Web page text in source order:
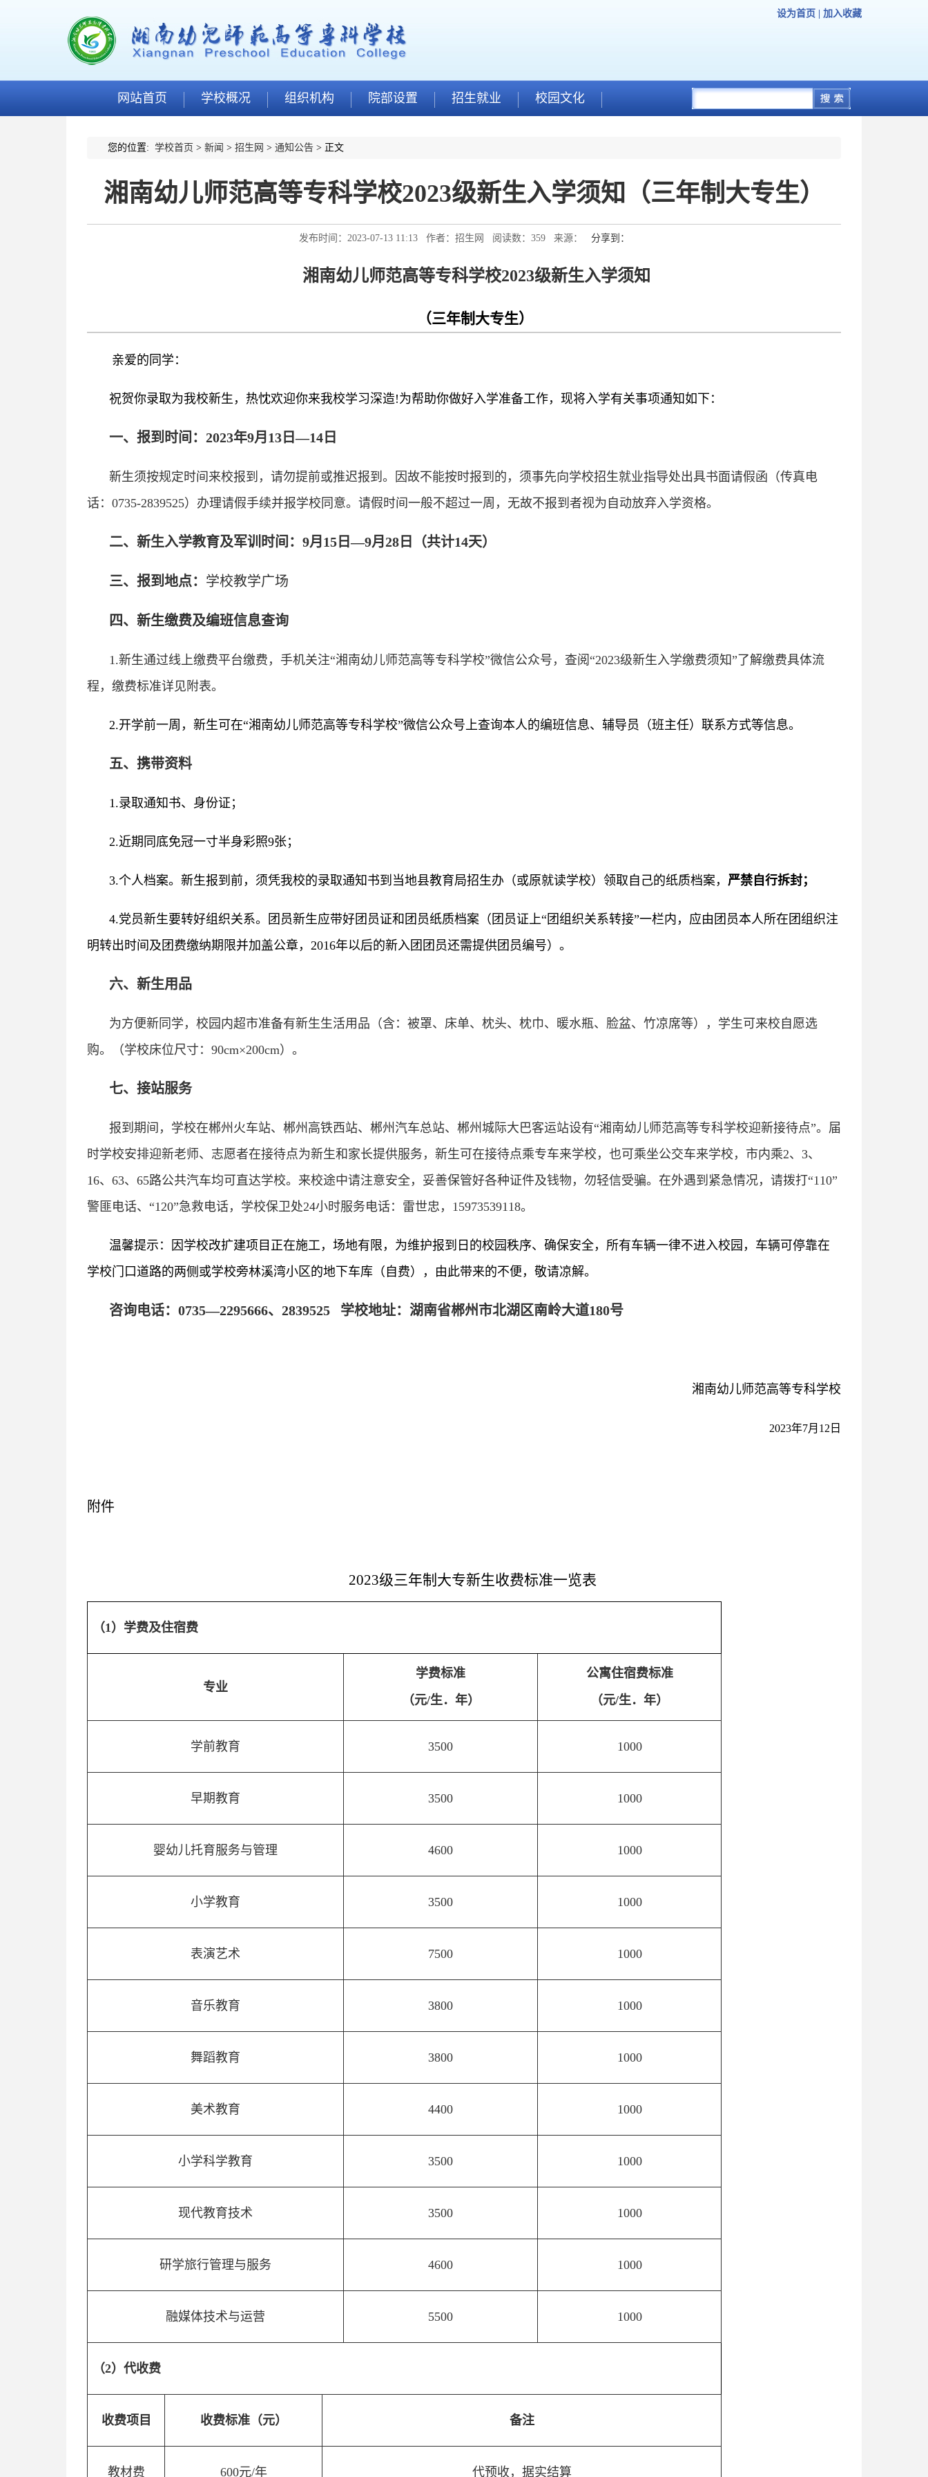
设为首页 加入收藏
网站首页 学校概况 组织机构 院部设置 招生就业 校园文化
您的位置: 学校首页 > 新闻 > 招生网 > 通知公告 > 正文
湘南幼儿师范高等专科学校2023级新生入学须知（三年制大专生）
发布时间：2023-07-13 11:13 作者：招生网 阅读数： 359来源： 分享到：
湘南幼儿师范高等专科学校2023级新生入学须知
（三年制大专生）
亲爱的同学：
祝贺你录取为我校新生，热忱欢迎你来我校学习深造!为帮助你做好入学准备工作，现将入学有关事项通知如下：
一、报到时间：2023年9月13日—14日
新生须按规定时间来校报到，请勿提前或推迟报到。因故不能按时报到的，须事先向学校招生就业指导处出具书面请假函（传真电
话：0735-2839525）办理请假手续并报学校同意。请假时间一般不超过一周，无故不报到者视为自动放弃入学资格。
二、新生入学教育及军训时间：9月15日—9月28日（共计14天）
三、报到地点： 学校教学广场
四、新生缴费及编班信息查询
1.新生通过线上缴费平台缴费，手机关注“湘南幼儿师范高等专科学校”微信公众号，查阅“2023级新生入学缴费须知”了解缴费具体流
程，缴费标准详见附表。
2.开学前一周，新生可在“湘南幼儿师范高等专科学校”微信公众号上查询本人的编班信息、辅导员（班主任）联系方式等信息。
五、 携带资料
1.录取通知书、身份证；
2.近期同底免冠一寸半身彩照9张；
3.个人档案。新生报到前，须凭我校的录取通知书到当地县教育局招生办（或原就读学校）领取自己的纸质档案， 严禁自行拆封；
4.党员新生要转好组织关系。团员新生应带好团员证和团员纸质档案（团员证上“团组织关系转接”一栏内，应由团员本人所在团组织注
明转出时间及团费缴纳期限并加盖公章，2016年以后的新入团团员还需提供团员编号）。
六、新生用品
为方便新同学，校园内超市准备有新生生活用品（含：被罩、床单、枕头、枕巾、暖水瓶、脸盆、竹凉席等），学生可来校自愿选
购。（学校床位尺寸：90cm×200cm）。
七、接站服务
报到期间，学校在郴州火车站、郴州高铁西站、郴州汽车总站、郴州城际大巴客运站设有“湘南幼儿师范高等专科学校迎新接待点”。届
时学校安排迎新老师、志愿者在接待点为新生和家长提供服务，新生可在接待点乘专车来学校，也可乘坐公交车来学校，市内乘2、3、
16、63、65路公共汽车均可直达学校。来校途中请注意安全，妥善保管好各种证件及钱物，勿轻信受骗。在外遇到紧急情况，请拨打“110”
警匪电话、“120”急救电话，学校保卫处24小时服务电话：雷世忠，15973539118。
温馨提示：因学校改扩建项目正在施工，场地有限，为维护报到日的校园秩序、确保安全，所有车辆一律不进入校园，车辆可停靠在
学校门口道路的两侧或学校旁林溪湾小区的地下车库（自费），由此带来的不便，敬请凉解。
咨询电话：0735—2295666、2839525 学校地址：湖南省郴州市北湖区南岭大道180号
湘南幼儿师范高等专科学校
2023年7月12日
附件
2023级三年制大专新生收费标准一览表
（1）学费及住宿费
专业
学费标准
（元/生．年）
公寓住宿费标准
（元/生．年）
学前教育 3500 1000
早期教育 3500 1000
婴幼儿托育服务与管理 4600 1000
小学教育 3500 1000
表演艺术 7500 1000
音乐教育 3800 1000
舞蹈教育 3800 1000
美术教育 4400 1000
小学科学教育 3500 1000
现代教育技术 3500 1000
研学旅行管理与服务 4600 1000
融媒体技术与运营 5500 1000
（2）代收费
收费项目 收费标准（元） 备注
教材费 600元/年 代预收，据实结算